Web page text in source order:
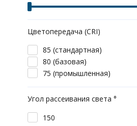
Цветопередача (CRI)
85 (стандартная)
80 (базовая)
75 (промышленная)
Угол рассеивания света °
150